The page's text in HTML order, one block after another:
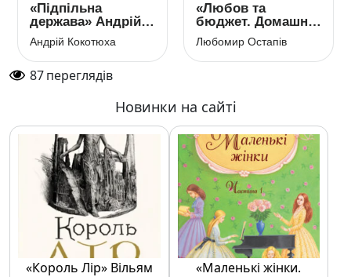
«Підпільна
держава» Андрій
Кокотюха
Андрій Кокотюха
«Любов та
бюджет. Домашні
фінанси для
сімейних пар на
шляху до
Любомир Остапів
Любомир Остапів
87переглядів
Новинки на сайті
«Король Лір» Вільям
«Маленькі жінки.